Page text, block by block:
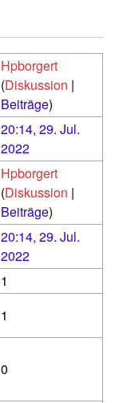
Hpborgert
(Diskussion |
Beiträge)
20:14, 29. Jul.
2022
Hpborgert
(Diskussion |
Beiträge)
20:14, 29. Jul.
2022
1
1
0